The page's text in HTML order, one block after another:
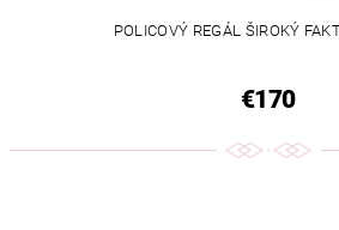
POLICOVÝ REGÁL ŠIROKÝ
€170